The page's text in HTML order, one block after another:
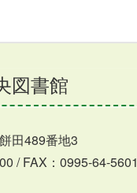
図書館
田489番地3
/ FAX：0995-64-5601